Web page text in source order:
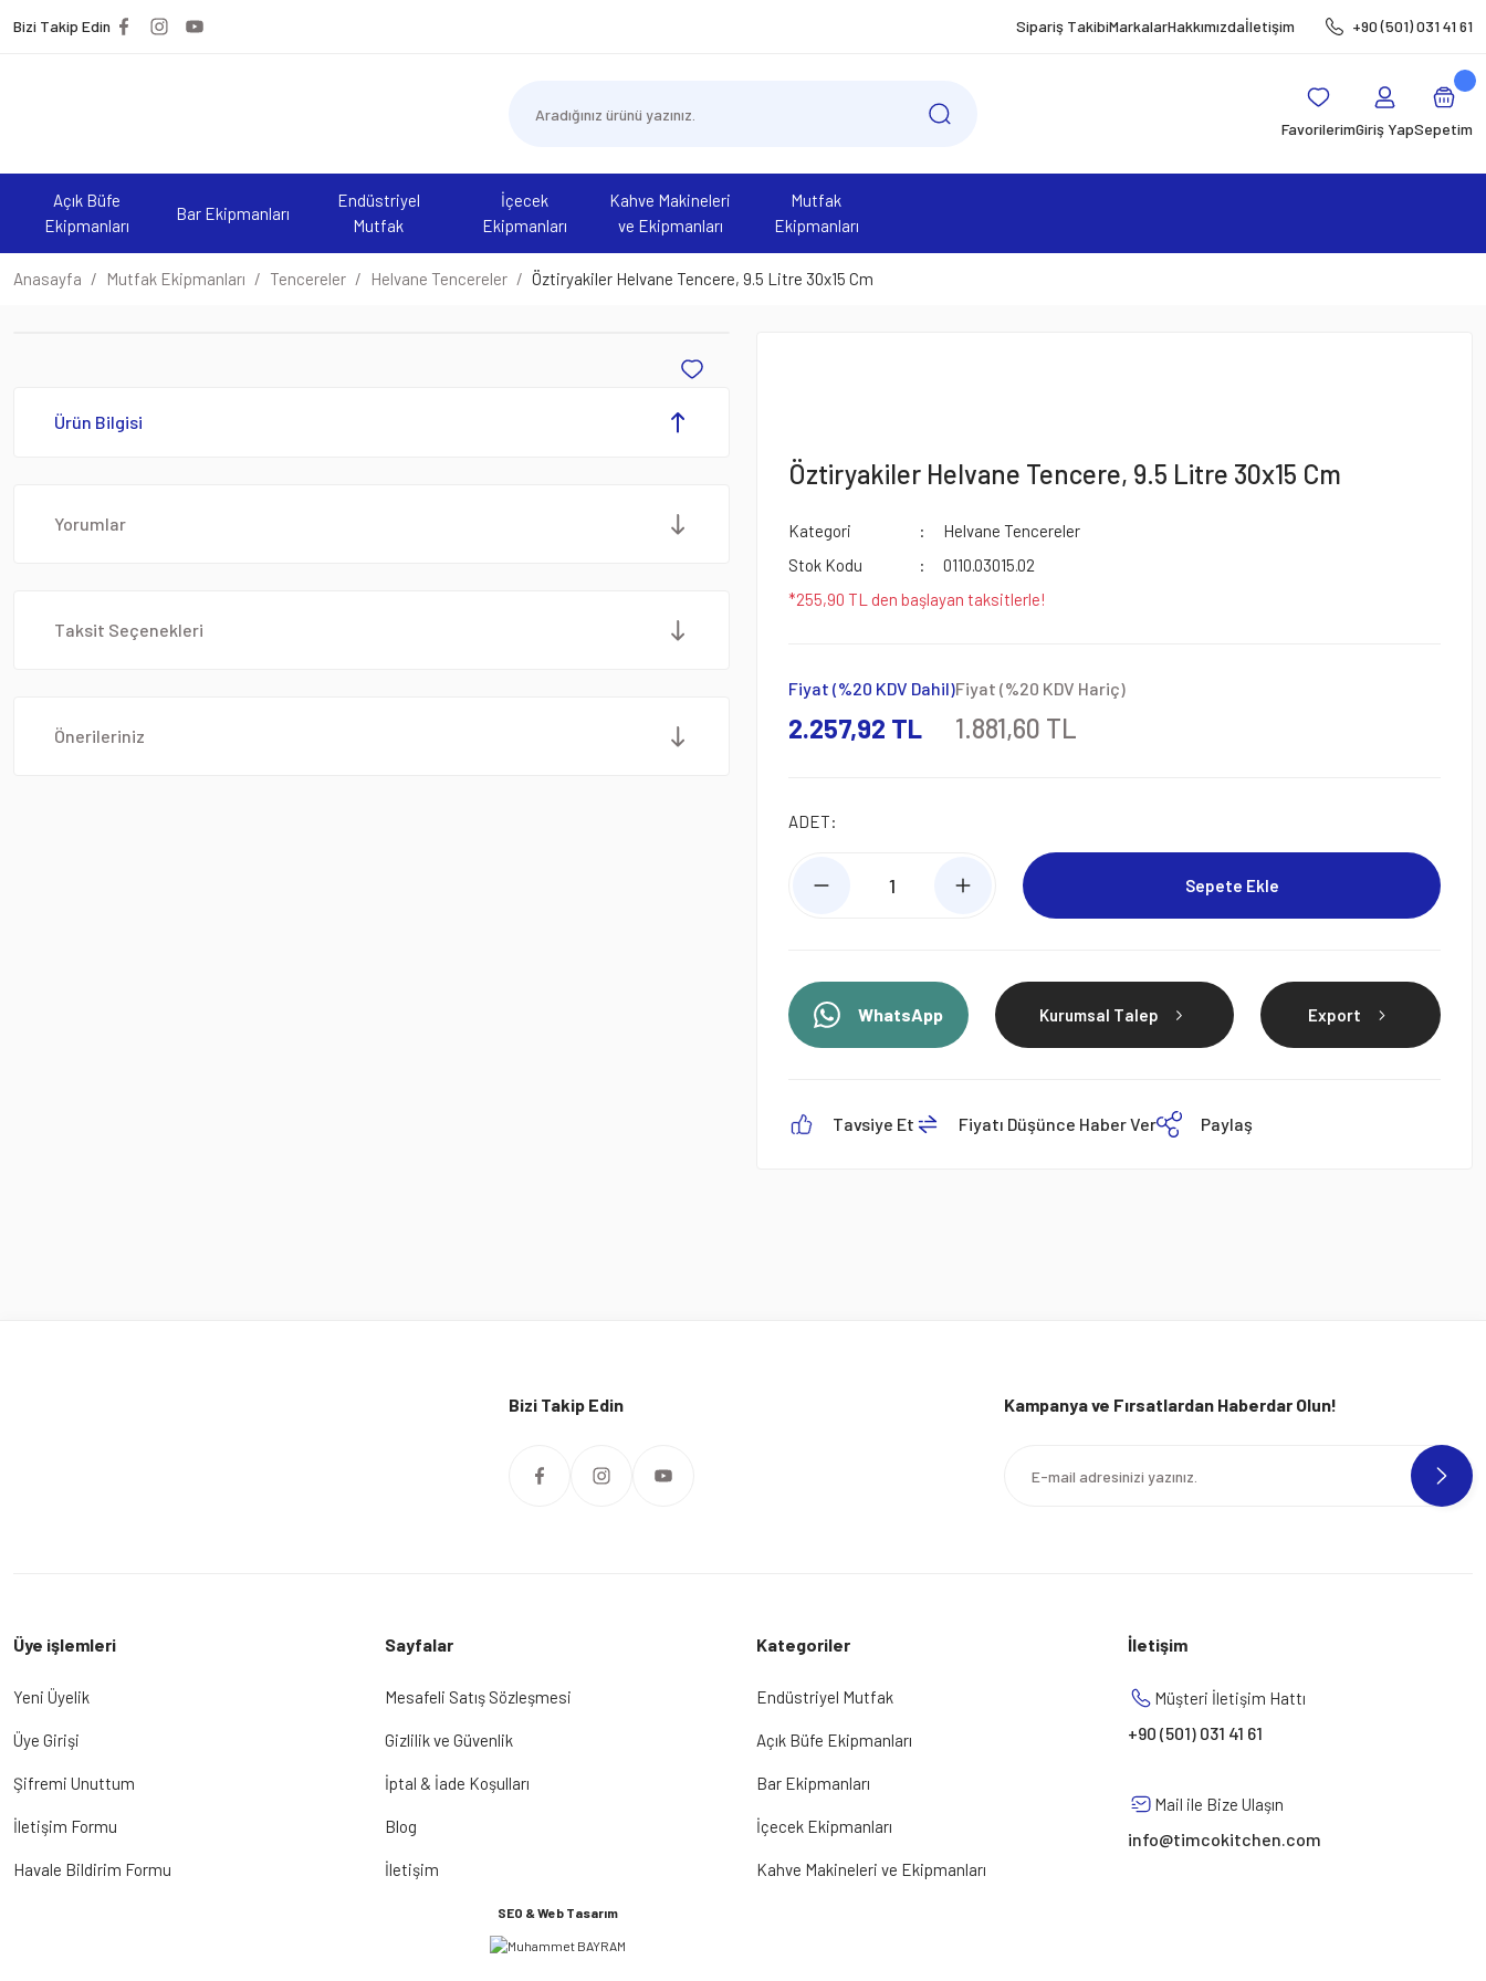
Bizi Takip Edin Sipariş TakibiMarkalarHakkımızdaİletişim +90 (501) 031 41 61
FavorilerimGiriş YapSepetim
Açık Büfe
Ekipmanları
Bar Ekipmanları
Endüstriyel
Mutfak
İçecek
Ekipmanları
Kahve Makineleri
ve Ekipmanları
Mutfak
Ekipmanları
Anasayfa Mutfak Ekipmanları Tencereler Helvane Tencereler Öztiryakiler Helvane Tencere, 9.5 Litre 30x15 Cm
Ürün Bilgisi
Yorumlar
Taksit Seçenekleri
Önerileriniz
Öztiryakiler Helvane Tencere, 9.5 Litre 30x15 Cm
Kategori
Helvane Tencereler
Stok Kodu
0110.03015.02
*255,90 TL den başlayan taksitlerle!
Fiyat (%20 KDV Dahil)
2.257,92 TL
Fiyat (%20 KDV Hariç)
1.881,60 TL
ADET:
Sepete Ekle
WhatsApp Kurumsal Talep Export
Tavsiye Et Fiyatı Düşünce Haber Ver Paylaş
Bizi Takip Edin Kampanya ve Fırsatlardan Haberdar Olun!
Üye işlemleri
Yeni Üyelik
Üye Girişi
Şifremi Unuttum
İletişim Formu
Havale Bildirim Formu
Sayfalar
Mesafeli Satış Sözleşmesi
Gizlilik ve Güvenlik
İptal & İade Koşulları
Blog
İletişim
Kategoriler
Endüstriyel Mutfak
Açık Büfe Ekipmanları
Bar Ekipmanları
İçecek Ekipmanları
Kahve Makineleri ve Ekipmanları
SEO & Web Tasarım
İletişim
Müşteri İletişim Hattı
+90 (501) 031 41 61
Mail ile Bize Ulaşın
info@timcokitchen.com